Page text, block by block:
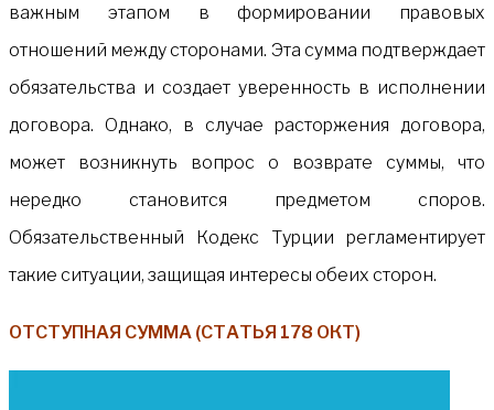
важным этапом в формировании правовых
отношений между сторонами. Эта сумма подтверждает
обязательства и создает уверенность в исполнении
договора. Однако, в случае расторжения договора,
может возникнуть вопрос о возврате суммы, что
нередко становится предметом споров.
Обязательственный Кодекс Турции регламентирует
такие ситуации, защищая интересы обеих сторон.
ОТСТУПНАЯ СУММА (СТАТЬЯ 178 ОКТ)